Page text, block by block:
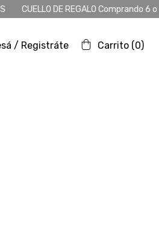
6 o + más productos Envío
/ Registráte Carrito (0)